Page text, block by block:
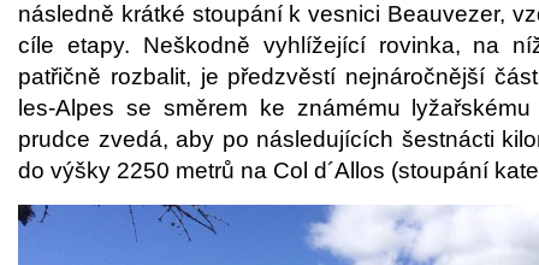
následně krátké stoupání k vesnici Beauvezer,
cíle etapy. Neškodně vyhlížející rovinka, na
patřičně rozbalit, je předzvěstí nejnáročnější
les-Alpes se směrem ke známému
prudce zvedá, aby po následujících šestnácti
do výšky 2250 metrů na Col d´Allos (stoupání